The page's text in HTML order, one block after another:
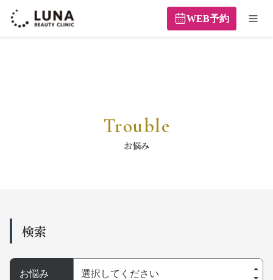
WEB予約
Trouble
お悩み
検索
お悩み 選択してください